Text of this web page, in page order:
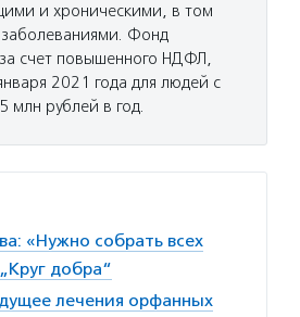
и хроническими, в том
Фонд
счет повышенного НДФЛ,
2021 года для людей с
млн рублей в год.
«Нужно собрать всех
добра“
лечения орфанных